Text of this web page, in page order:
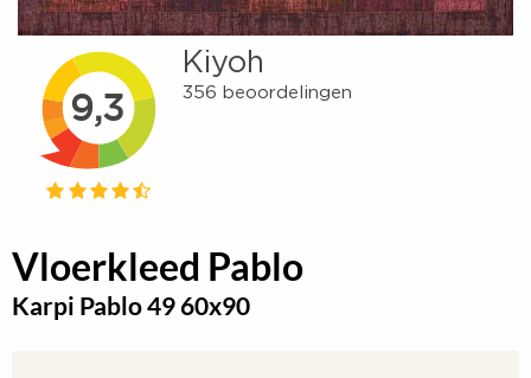
Vloerkleed Pablo
Karpi Pablo 49 60x90